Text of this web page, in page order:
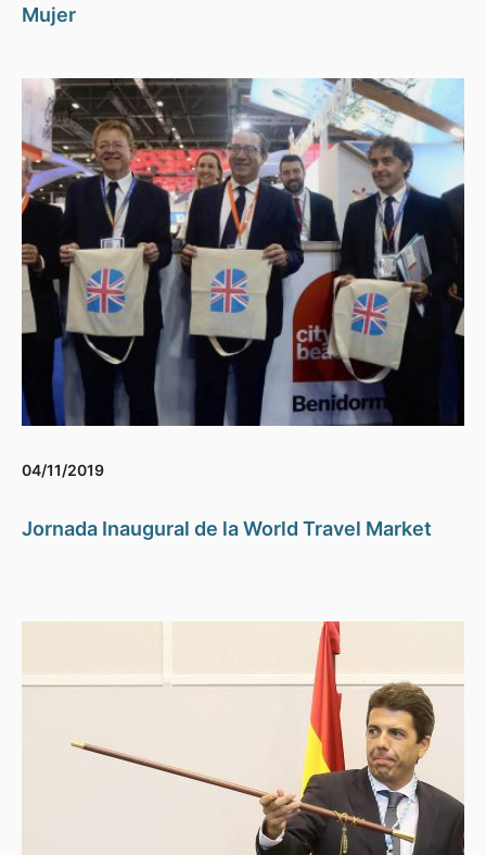
Mujer
04/11/2019
Jornada Inaugural de la World Travel Market